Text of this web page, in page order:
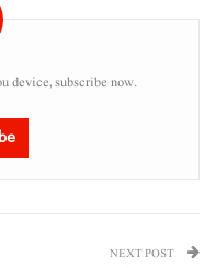
device, subscribe now.
NEXT POST